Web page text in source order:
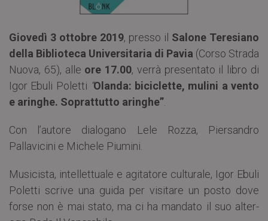
Giovedì 3 ottobre 2019, presso il Salone Teresiano
della Biblioteca Universitaria di Pavia (Corso Strada
Nuova, 65), alle ore 17.00, verrà presentato il libro di
Igor Ebuli Poletti “Olanda: biciclette, mulini a vento
e aringhe. Soprattutto aringhe”
Con l’autore dialogano Lele Rozza, Piersandro
Pallavicini e Michele Piumini.
Musicista, intellettuale e agitatore culturale, Igor Ebuli
Poletti scrive una guida per visitare un posto dove
forse non è mai stato, ma ci ha mandato il suo alter-